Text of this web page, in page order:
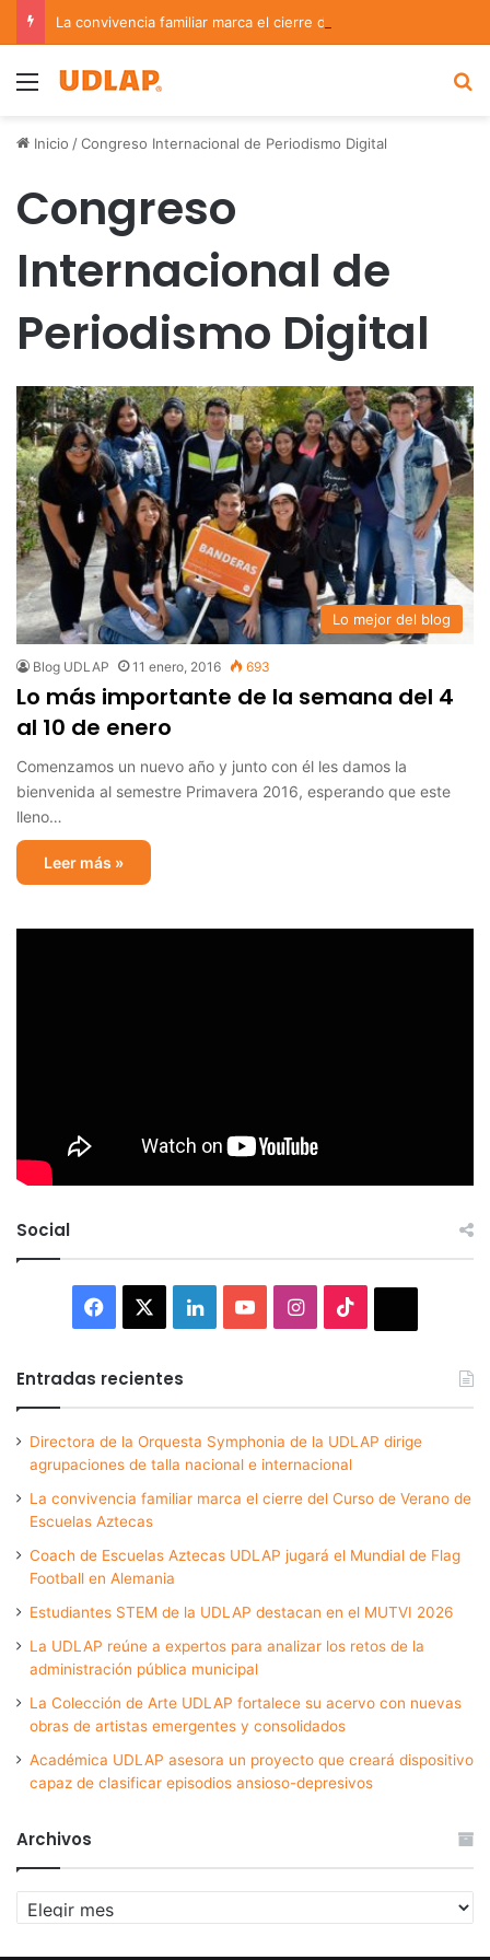
Menu
Inicio /Congreso Internacional de Periodismo Digital
Congreso
Internacional de
Periodismo Digital
Lo mejor del blog
Blog UDLAP 11 enero, 2016 693
Lo más importante de la semana del 4
al 10 de enero
Comenzamos un nuevo año y junto con él les damos la
bienvenida al semestre Primavera 2016, esperando que este
lleno…
Leer más »
Social
Facebook LinkedInYouTubeInstagram
Entradas recientes
Directora de la Orquesta Symphonia de la UDLAP dirige
agrupaciones de talla nacional e internacional
La convivencia familiar marca el cierre del Curso de Verano de
Escuelas Aztecas
Coach de Escuelas Aztecas UDLAP jugará el Mundial de Flag
Football en Alemania
Estudiantes STEM de la UDLAP destacan en el MUTVI 2026
La UDLAP reúne a expertos para analizar los retos de la
administración pública municipal
La Colección de Arte UDLAP fortalece su acervo con nuevas
obras de artistas emergentes y consolidados
Académica UDLAP asesora un proyecto que creará dispositivo
capaz de clasificar episodios ansioso-depresivos
Archivos
Archivos